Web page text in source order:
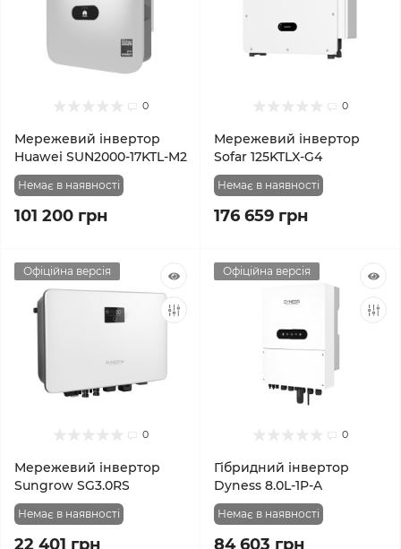
0
Мережевий інвертор
Huawei SUN2000-17KTL-M2
Немає в наявності
101 200 грн
0
Мережевий інвертор
Sofar 125KTLX-G4
Немає в наявності
176 659 грн
Офіційна версія
0
Мережевий інвертор
Sungrow SG3.0RS
Немає в наявності
22 401 грн
Офіційна версія
0
Гібридний інвертор
Dyness 8.0L-1P-A
Немає в наявності
84 603 грн